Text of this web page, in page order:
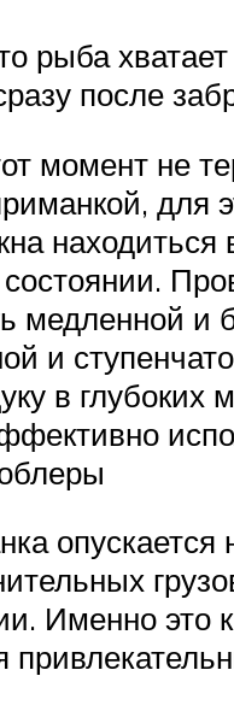
рыба хватает
после
момент не
для
находиться
медленной и
и
в глубоких
опускается
Именно это